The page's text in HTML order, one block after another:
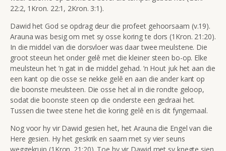
22:2, 1Kron. 22:1, 2Kron. 3:1).
Dawid het God se opdrag deur die profeet gehoorsaam (v.19).
Arauna was besig om met sy osse koring te dors (1Kron. 21:20).
In die middel van die dorsvloer was daar twee meulstene. Die
groot steeun het onder gelê met die kleiner steen bo-op. Elke
meulsteun het ’n gat in die middel gehad. ’n Hout juk het aan die
een kant op die osse se nekke gelê en aan die ander kant op
die boonste meulsteen. Die osse het al in die rondte geloop,
sodat die boonste steen op die onderste een gedraai het.
Tussen die twee stene het die koring gelê en is dit fyngemaal.
Nog voor hy vir Dawid gesien het, het Arauna die Engel van die
Here gesien. Hy het geskrik en saam met sy vier seuns